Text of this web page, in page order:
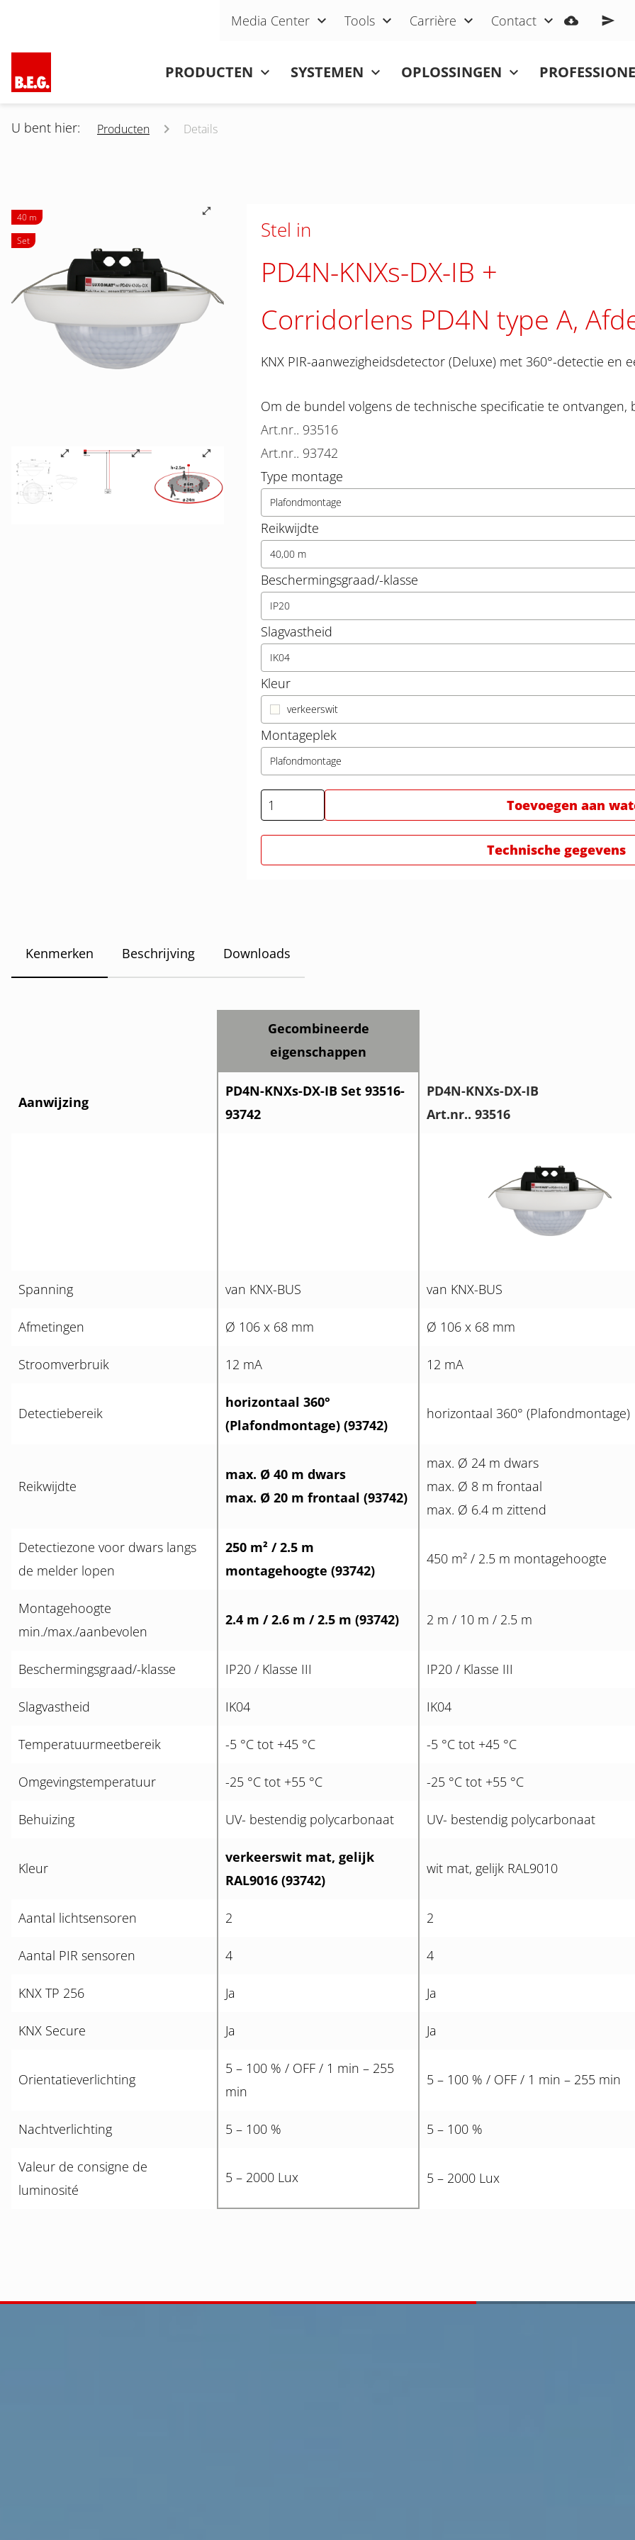
Navigatie overslaan
Media Center Tools Carrière Contact
PRODUCTEN SYSTEMEN OPLOSSINGEN
U bent hier: Producten Details
40 m
Set
Stel in
PD4N-KNXs-DX-IB
Corridorlens PD4N type A,
KNX PIR-aanwezigheidsdetector (Deluxe) met 360°-detectie en
Om de bundel volgens de technische specificatie te ontvangen,
Art.nr.. 93516
Art.nr.. 93742
Type montage
Plafondmontage
Reikwijdte
40,00 m
Beschermingsgraad/-klasse
IP20
Slagvastheid
IK04
Kleur
verkeerswit
Montageplek
Plafondmontage
Toevoegen aan
Technische gegevens
Kenmerken Beschrijving Downloads
Gecombineerde
eigenschappen
Aanwijzing
PD4N-KNXs-DX-IB Set 93516-
93742
PD4N-KNXs-DX-IB
Art.nr.. 93516
Spanning van KNX-BUS van KNX-BUS
Afmetingen Ø 106 x 68 mm Ø 106 x 68 mm
Stroomverbruik 12 mA 12 mA
Detectiebereik
horizontaal 360°
(Plafondmontage) (93742)
horizontaal 360° (Plafondmontage)
Reikwijdte
max. Ø 40 m dwars
max. Ø 20 m frontaal (93742)
max. Ø 24 m dwars
max. Ø 8 m frontaal
max. Ø 6.4 m zittend
Detectiezone voor dwars langs
de melder lopen
250 m² / 2.5 m
montagehoogte (93742)
450 m² / 2.5 m montagehoogte
Montagehoogte
min./max./aanbevolen
2.4 m / 2.6 m / 2.5 m (93742) 2 m / 10 m / 2.5 m
Beschermingsgraad/-klasse IP20 / Klasse III IP20 / Klasse III
Slagvastheid IK04 IK04
Temperatuurmeetbereik -5 °C tot +45 °C -5 °C tot +45 °C
Omgevingstemperatuur -25 °C tot +55 °C -25 °C tot +55 °C
Behuizing UV- bestendig polycarbonaat UV- bestendig polycarbonaat
Kleur
verkeerswit mat, gelijk
RAL9016 (93742)
wit mat, gelijk RAL9010
Aantal lichtsensoren 2 2
Aantal PIR sensoren 4 4
KNX TP 256 Ja Ja
KNX Secure Ja Ja
Orientatieverlichting
5 – 100 % / OFF / 1 min – 255
min
5 – 100 % / OFF / 1 min – 255 min
Nachtverlichting 5 – 100 % 5 – 100 %
Valeur de consigne de
luminosité
5 – 2000 Lux 5 – 2000 Lux